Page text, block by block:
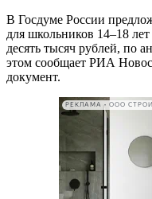
В Госдуме России
для школьников 14–18
десять тысяч рублей, по
этом сообщает РИА
документ.